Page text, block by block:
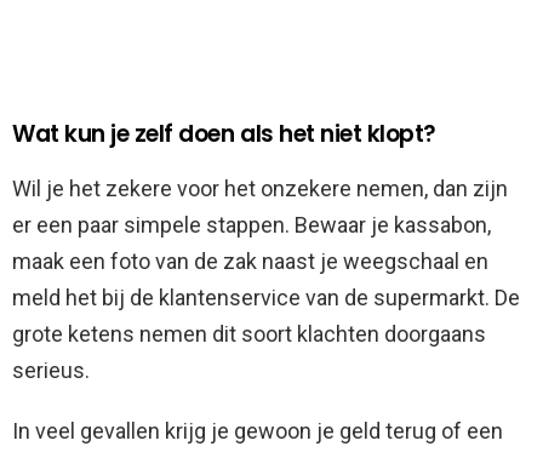
Wat kun je zelf doen als het niet klopt?
Wil je het zekere voor het onzekere nemen, dan zijn
er een paar simpele stappen. Bewaar je kassabon,
maak een foto van de zak naast je weegschaal en
meld het bij de klantenservice van de supermarkt. De
grote ketens nemen dit soort klachten doorgaans
serieus.
In veel gevallen krijg je gewoon je geld terug of een